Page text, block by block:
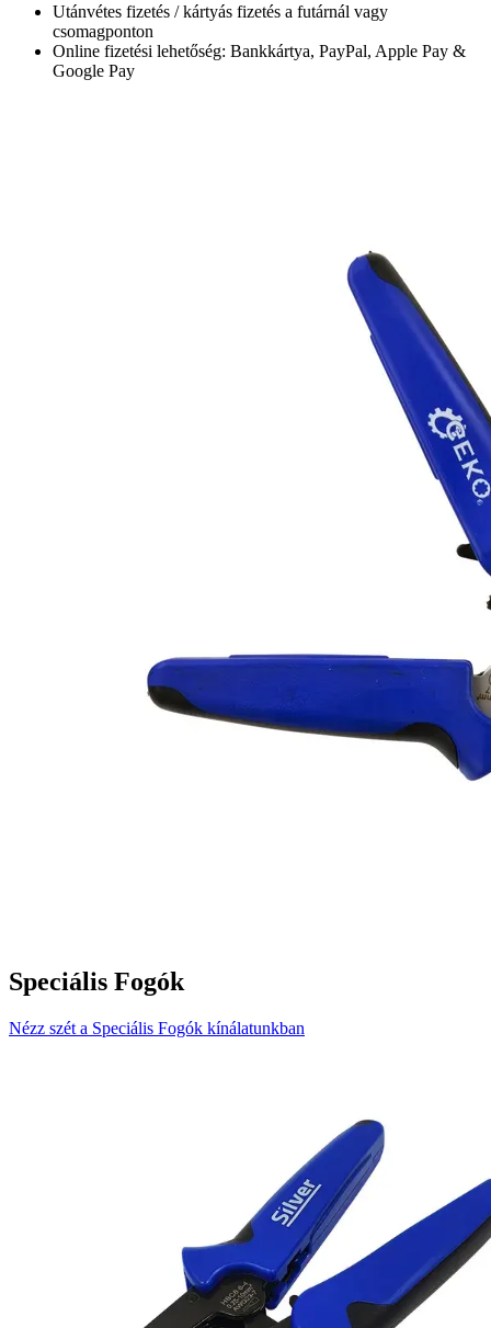
Utánvétes fizetés / kártyás fizetés a futárnál vagy
csomagponton
Online fizetési lehetőség: Bankkártya, PayPal, Apple Pay &
Google Pay
Speciális Fogók
Nézz szét a Speciális Fogók kínálatunkban